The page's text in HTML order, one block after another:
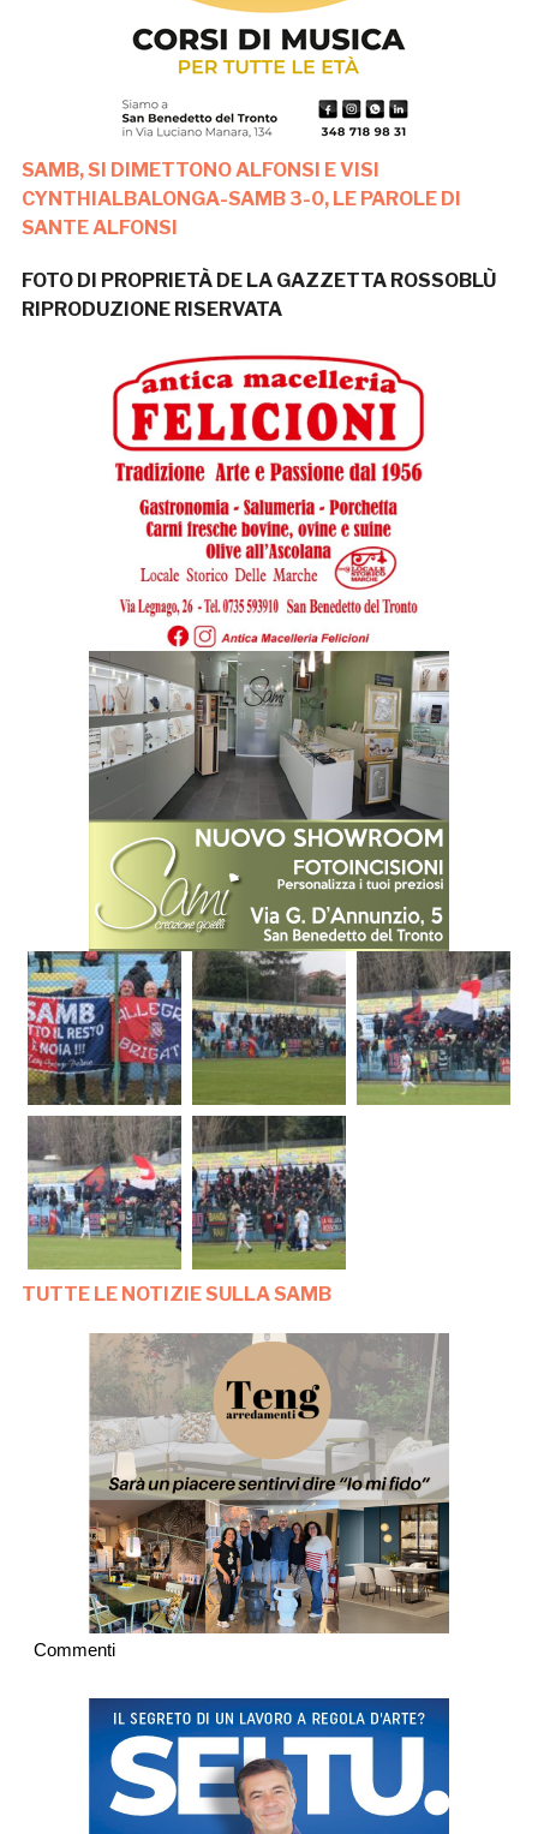
SAMB, SI DIMETTONO ALFONSI E VISI
CYNTHIALBALONGA-SAMB 3-0, LE PAROLE DI
SANTE ALFONSI
FOTO DI PROPRIETÀ DE LA GAZZETTA ROSSOBLÙ
RIPRODUZIONE RISERVATA
TUTTE LE NOTIZIE SULLA SAMB
Commenti